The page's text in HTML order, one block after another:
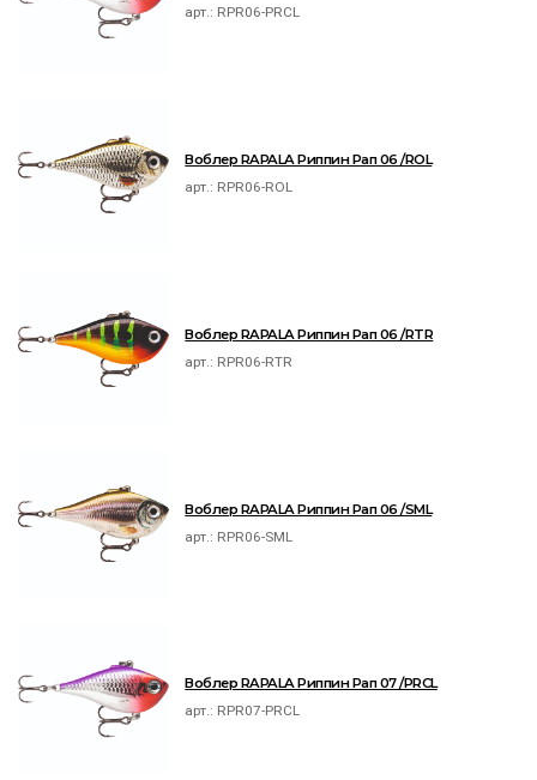
арт.: RPR06-PRCL
Воблер RAPALA Риппин Рап 06 /ROL
арт.: RPR06-ROL
Воблер RAPALA Риппин Рап 06 /RTR
арт.: RPR06-RTR
Воблер RAPALA Риппин Рап 06 /SML
арт.: RPR06-SML
Воблер RAPALA Риппин Рап 07 /PRCL
арт.: RPR07-PRCL